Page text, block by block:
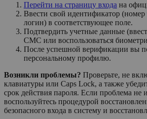
Перейти на страницу входа на
Ввести свой идентификатор (номер
логин) в соответствующее поле.
Подтвердить учетные данные
СМС или воспользоваться
После успешной верификации вы
персональному профилю.
Возникли проблемы? Проверьте, не
клавиатуры или Caps Lock, а также
срок действия пароля. Если проблема не
воспользуйтесь процедурой
безопасного входа в систему и